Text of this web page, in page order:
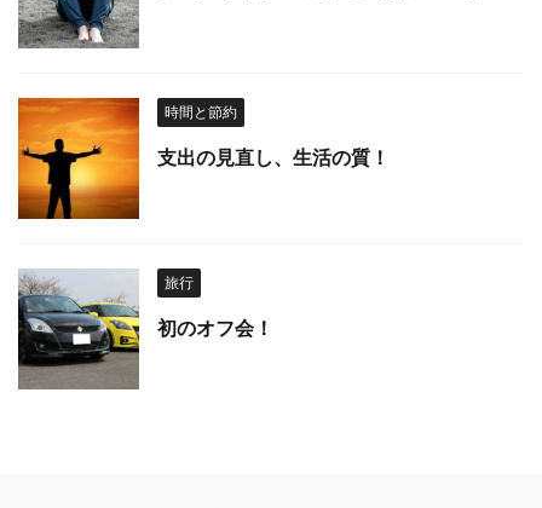
時間と節約
支出の見直し、生活の質！
旅行
初のオフ会！